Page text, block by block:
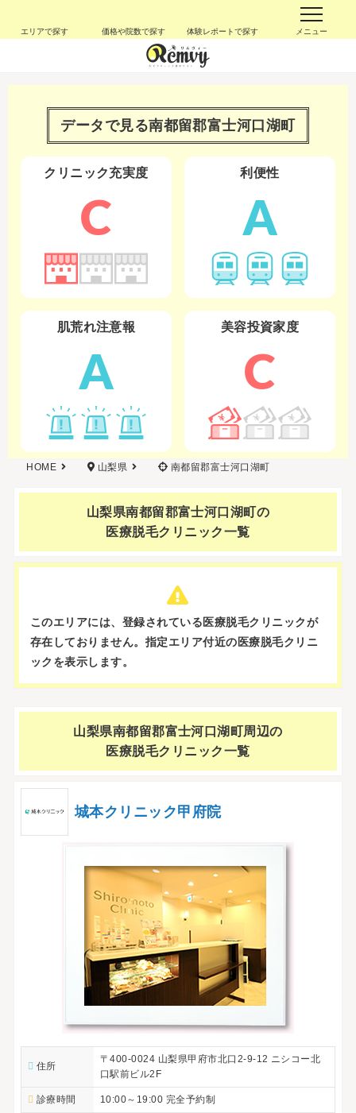
エリアで探す 価格や院数で探す 体験レポートで探す メニュー
データで見る南都留郡富士河口湖町
クリニック充実度
C
利便性
A
肌荒れ注意報
A
美容投資家度
C
HOME 山梨県 南都留郡富士河口湖町
山梨県南都留郡富士河口湖町の
医療脱毛クリニック一覧
このエリアには、登録されている医療脱毛クリニックが
存在しておりません。 指定エリア付近の医療脱毛クリニ
ックを表示します。
山梨県南都留郡富士河口湖町周辺の
医療脱毛クリニック一覧
城本クリニック甲府院
住所
〒400-0024 山梨県甲府市北口2-9-12 ニシコー北
口駅前ビル2F
診療時間 10:00～19:00 完全予約制